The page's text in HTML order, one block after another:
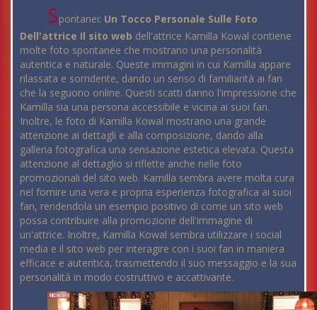
Spontanei: Un Tocco Personale Sulle Foto
Dell'attrice Il sito web dell'attrice Kamilla Kowal contiene
molte foto spontanee che mostrano una personalità
autentica e naturale. Queste immagini in cui Kamilla appare
rilassata e sorridente, dando un senso di familiarità ai fan
che la seguono online. Questi scatti danno l'impressione che
Kamilla sia una persona accessibile e vicina ai suoi fan.
Inoltre, le foto di Kamilla Kowal mostrano una grande
attenzione ai dettagli e alla composizione, dando alla
galleria fotografica una sensazione estetica elevata. Questa
attenzione al dettaglio si riflette anche nelle foto
promozionali del sito web. Kamilla sembra avere molta cura
nel fornire una vera e propria esperienza fotografica ai suoi
fan, rendendola un esempio positivo di come un sito web
possa contribuire alla promozione dell'immagine di
un'attrice. Inoltre, Kamilla Kowal sembra utilizzare i social
media e il sito web per interagire con i suoi fan in maniera
efficace e autentica, trasmettendo il suo messaggio e la sua
personalità in modo costruttivo e accattivante.